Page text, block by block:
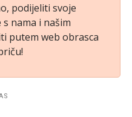
podijeliti svoje
nama i našim
putem web obrasca